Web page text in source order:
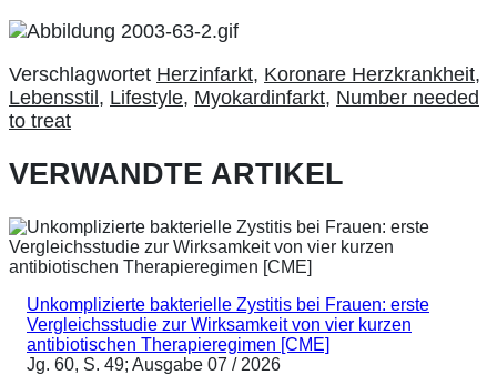
Verschlagwortet Herzinfarkt, Koronare Herzkrankheit,
Lebensstil, Lifestyle, Myokardinfarkt, Number needed
to treat
VERWANDTE ARTIKEL
Unkomplizierte bakterielle Zystitis bei Frauen: erste
Vergleichsstudie zur Wirksamkeit von vier kurzen
antibiotischen Therapieregimen [CME]
Jg. 60, S. 49; Ausgabe 07 / 2026